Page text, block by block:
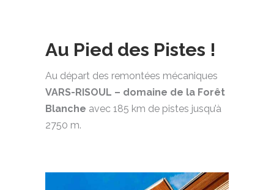
Au Pied des Pistes !
Au départ des remontées mécaniques
VARS-RISOUL – domaine de la Forêt
Blanche avec 185 km de pistes jusqu’à
2750 m.